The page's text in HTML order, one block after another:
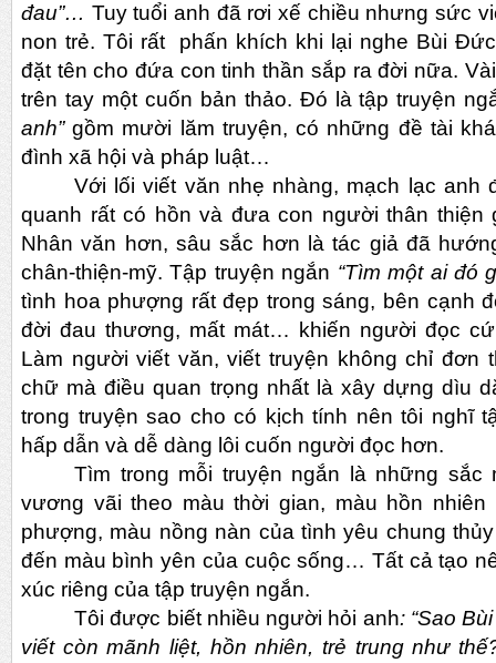
đau”… Tuy tuổi anh đã rơi xế chiều nhưng sức
non trẻ. Tôi rất phấn khích khi lại nghe Bùi
đặt tên cho đứa con tinh thần sắp ra đời nữa.
trên tay một cuốn bản thảo. Đó là tập truyện
anh”gồm mười lăm truyện, có những đề tài
đình xã hội và pháp luật…
Với lối viết văn nhẹ nhàng, mạch lạc anh
quanh rất có hồn và đưa con người thân thiện
Nhân văn hơn, sâu sắc hơn là tác giả đã
chân-thiện-mỹ. Tập truyện ngắn “Tìm một ai đó
tình hoa phượng rất đẹp trong sáng, bên cạnh
đời đau thương, mất mát… khiến người đọc
Làm người viết văn, viết truyện không chỉ đơn
chữ mà điều quan trọng nhất là xây dựng dìu
trong truyện sao cho có kịch tính nên tôi nghĩ
hấp dẫn và dễ dàng lôi cuốn người đọc hơn.
Tìm trong mỗi truyện ngắn là những sắc
vương vãi theo màu thời gian, màu hồn
phượng, màu nồng nàn của tình yêu chung
đến màu bình yên của cuộc sống… Tất cả tạo
xúc riêng của tập truyện ngắn.
Tôi được biết nhiều người hỏi anh: “Sao
viết còn mãnh liệt, hồn nhiên, trẻ trung như